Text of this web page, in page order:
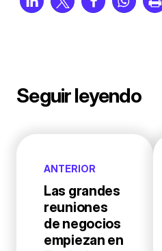
Seguir leyendo
ANTERIOR
Las grandes
reuniones
de negocios
empiezan en